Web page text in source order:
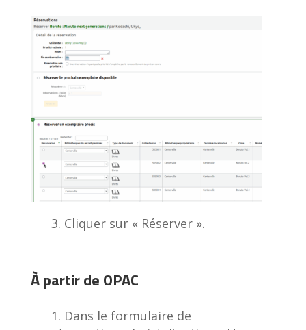
Cliquer sur « Réserver ».
À partir de OPAC
Dans le formulaire de